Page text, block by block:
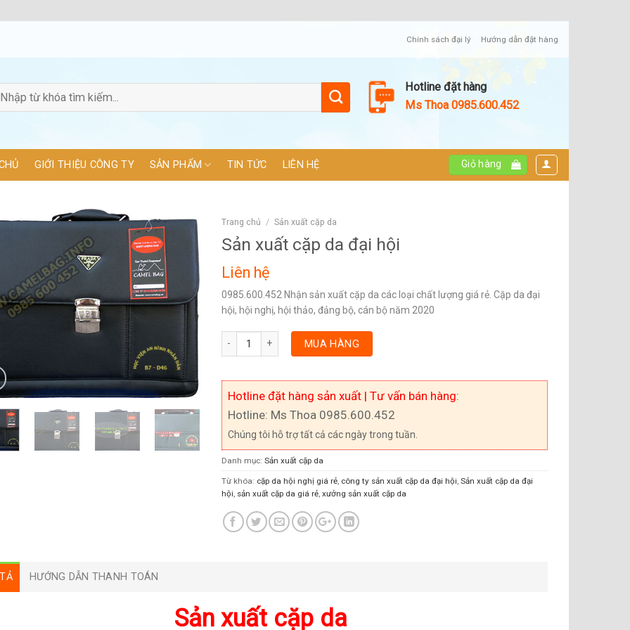
Chính sách đại lý Hướng dẫn đặt hàng
Hotline đặt hàng
Ms Thoa 0985.600.452
GIỚI THIỆU CÔNG TY SẢN PHẨM TIN TỨC LIÊN HỆ Giỏ hàng
Trang chủ / Sản xuất cặp da
Sản xuất cặp da đại hội
Liên hệ
0985.600.452 Nhận sản xuất cặp da các loại chất lượng giá rẻ. Cặp da đại
hội, hội nghị, hội thảo, đảng bộ, cán bộ năm 2020
MUA HÀNG
Hotline đặt hàng sản xuất | Tư vấn bán hàng:
Hotline: Ms Thoa 0985.600.452
Chúng tôi hỗ trợ tất cả các ngày trong tuần.
Danh mục:Sản xuất cặp da
Từ khóa: cặp da hội nghị giá rẻ công ty sản xuất cặp da đại hội ,Sản xuất cặp da đại
hội sản xuất cặp da giá rẻ ,xưởng sản xuất cặp da
HƯỚNG DẪN THANH TOÁN
Sản xuất cặp da